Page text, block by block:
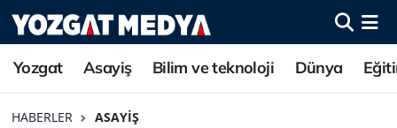
Yozgat Asayiş Bilim ve teknoloji Dünya
HABERLER ASAYIŞ